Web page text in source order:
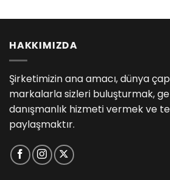
HAKKIMIZDA
Şirketimizin ana amacı, dünya
markalarla sizleri buluşturmak,
danışmanlık hizmeti vermek ve
paylaşmaktır.